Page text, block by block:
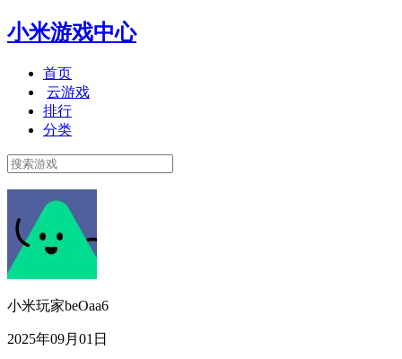
小米游戏中心
首页
云游戏
排行
分类
小米玩家beOaa6
2025年09月01日